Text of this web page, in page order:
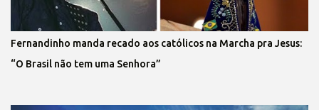
Fernandinho manda recado aos católicos na Marcha pra Jesus:
“O Brasil não tem uma Senhora”